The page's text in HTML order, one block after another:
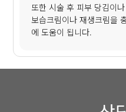
또한 시술 후 피부 당김이
보습크림이나 재생크림을
에 도움이 됩니다.